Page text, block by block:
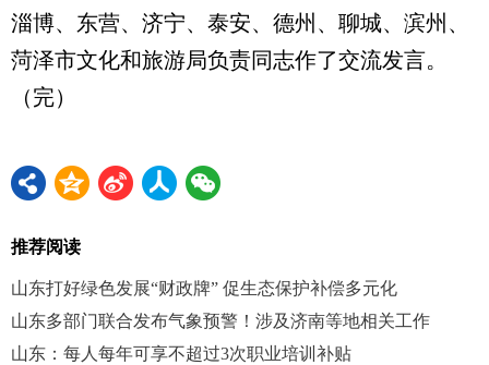
淄博、东营、济宁、泰安、德州、聊城、滨州、
菏泽市文化和旅游局负责同志作了交流发言。
（完）
推荐阅读
山东打好绿色发展“财政牌” 促生态保护补偿多元化
山东多部门联合发布气象预警！涉及济南等地相关工作
山东：每人每年可享不超过3次职业培训补贴